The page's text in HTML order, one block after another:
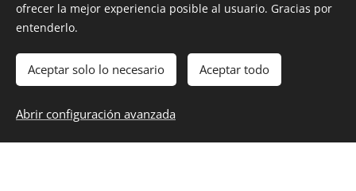
Aviso legal
Contacto
ofrecer la mejor experiencia posible al usuario. Gracias por
entenderlo.
Aceptar solo lo necesario Aceptar todo
Abrir configuración avanzada